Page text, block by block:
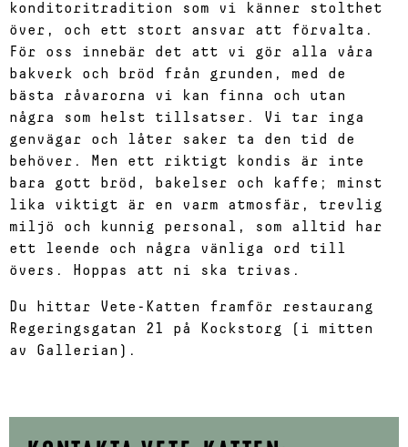
konditoritradition som vi känner stolthet
över, och ett stort ansvar att förvalta.
För oss innebär det att vi gör alla våra
bakverk och bröd från grunden, med de
bästa råvarorna vi kan finna och utan
några som helst tillsatser. Vi tar inga
genvägar och låter saker ta den tid de
behöver. Men ett riktigt kondis är inte
bara gott bröd, bakelser och kaffe; minst
lika viktigt är en varm atmosfär, trevlig
miljö och kunnig personal, som alltid har
ett leende och några vänliga ord till
övers. Hoppas att ni ska trivas.
Du hittar Vete-Katten framför restaurang
Regeringsgatan 21 på Kockstorg (i mitten
av Gallerian).